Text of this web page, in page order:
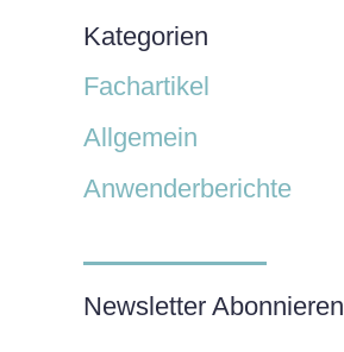
Kategorien
Fachartikel
Allgemein
Anwenderberichte
Newsletter Abonnieren